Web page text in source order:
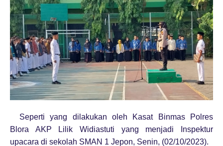
Seperti yang dilakukan oleh Kasat Binmas Polres
Blora AKP Lilik Widiastuti yang menjadi Inspektur
upacara di sekolah SMAN 1 Jepon, Senin, (02/10/2023).